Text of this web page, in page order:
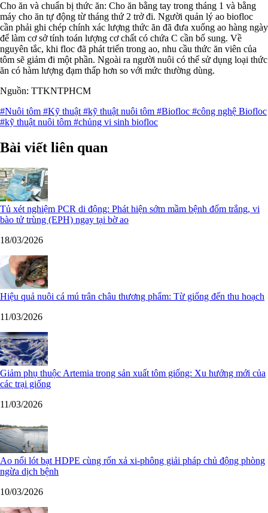
Cho ăn và chuẩn bị thức ăn: Cho ăn bằng tay trong tháng 1 và bằng
máy cho ăn tự động từ tháng thứ 2 trở đi. Người quản lý ao biofloc
cần phải ghi chép chính xác lượng thức ăn đã đưa xuống ao hàng ngày
để làm cơ sở tính toán lượng cơ chất có chứa C cần bổ sung. Về
nguyên tắc, khi floc đã phát triển trong ao, nhu cầu thức ăn viên của
tôm sẽ giảm đi một phần. Ngoài ra người nuôi có thể sử dụng loại thức
ăn có hàm lượng đạm thấp hơn so với mức thường dùng.
Nguồn: TTKNTPHCM
#Nuôi tôm #Kỹ thuật #kỹ thuật nuôi tôm #Biofloc #công nghệ Biofloc
#kỹ thuật nuôi tôm #chủng vi sinh biofloc
Bài viết liên quan
Tủ xét nghiệm PCR di động: Phát hiện sớm mầm bệnh đốm trắng, vi
bào tử trùng (EPH) ngay tại bờ ao
18/03/2026
Hiệu quả nuôi cá mú trân châu thương phẩm: Từ giống đến thu hoạch
11/03/2026
Giảm phụ thuộc Artemia trong sản xuất tôm giống: Xu hướng mới của
các trại giống
11/03/2026
Ao nổi lót bạt HDPE cùng rốn xả xi-phông giải pháp chủ động phòng
ngừa dịch bệnh
10/03/2026